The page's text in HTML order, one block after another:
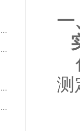
使用载荷和位移传感器的塑料高速穿刺特性测试仪
高配导管爆破，动力注射中流量及压力测试仪
全自动葛尔莱法透气度测试仪
牙科复合树脂磨耗性能试验仪
一
测